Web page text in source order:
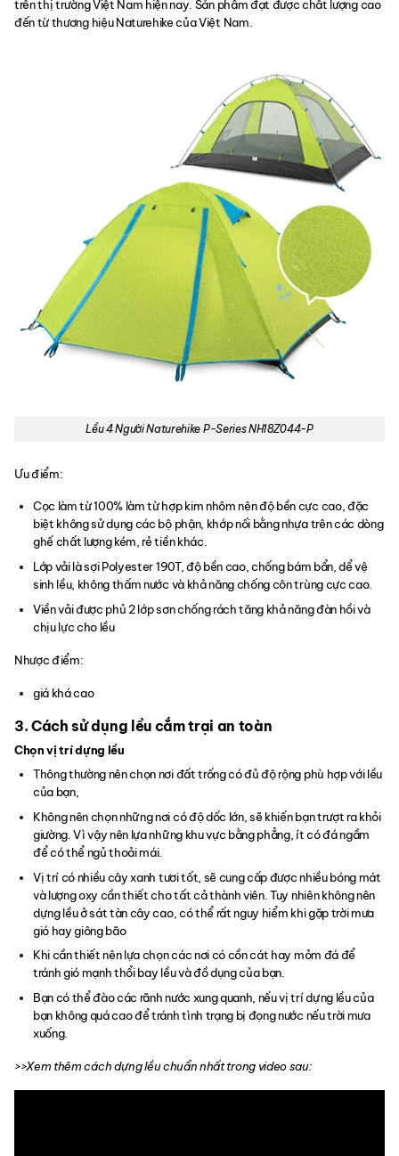
trên thị trường Việt Nam hiện nay. Sản phẩm đạt được chất lượng cao
đến từ thương hiệu Naturehike của Việt Nam.
Lều 4 Người Naturehike P-Series NH18Z044-P
Ưu điểm:
Cọc làm từ 100% làm từ hợp kim nhôm nên độ bền cực cao, đặc
biệt không sử dụng các bộ phận, khớp nối bằng nhựa trên các dòng
ghế chất lượng kém, rẻ tiền khác.
Lớp vải là sợi Polyester 190T, độ bền cao, chống bám bẩn, dể vệ
sinh lều, không thấm nước và khả năng chống côn trùng cực cao.
Viền vải được phủ 2 lớp sơn chống rách tăng khả năng đàn hồi và
chịu lực cho lều
Nhược điểm:
giá khá cao
3. Cách sử dụng lều cắm trại an toàn
Chọn vị trí dựng lều
Thông thường nên chọn nơi đất trống có đủ độ rộng phù hợp với lều
của bạn,
Không nên chọn những nơi có độ dốc lớn, sẽ khiến bạn trượt ra khỏi
giường. Vì vậy nên lựa những khu vực bằng phẳng, ít có đá ngầm
để có thể ngủ thoải mái.
Vị trí có nhiều cây xanh tươi tốt, sẽ cung cấp được nhiều bóng mát
và lượng oxy cần thiết cho tất cả thành viên. Tuy nhiên không nên
dựng lều ở sát tàn cây cao, có thể rất nguy hiểm khi gặp trời mưa
gió hay giông bão
Khi cần thiết nên lựa chọn các nơi có cồn cát hay mỏm đá để
tránh gió mạnh thổi bay lều và đồ dụng của bạn.
Bạn có thể đào các rãnh nước xung quanh, nếu vị trí dựng lều của
bạn không quá cao để tránh tình trạng bị đọng nước nếu trời mưa
xuống.
>>Xem thêm cách dựng lều chuẩn nhất trong video sau: